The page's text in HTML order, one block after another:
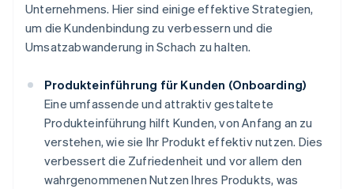
Unternehmens. Hier sind einige effektive Strategien,
um die Kundenbindung zu verbessern und die
Umsatzabwanderung in Schach zu halten.
Produkteinführung für Kunden (Onboarding)
Eine umfassende und attraktiv gestaltete
Produkteinführung hilft Kunden, von Anfang an zu
verstehen, wie sie Ihr Produkt effektiv nutzen. Dies
verbessert die Zufriedenheit und vor allem den
wahrgenommenen Nutzen Ihres Produkts, was